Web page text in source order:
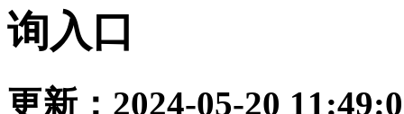
询入口
更新：2024-05-20